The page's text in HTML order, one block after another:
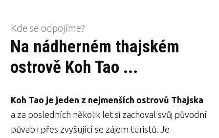
Kde se odpojíme?
Na nádherném thajském
ostrově Koh Tao ...
Koh Tao je jeden z nejmenších ostrovů Thajska
a za posledních několik let si zachoval svůj původní
půvab i přes zvyšující se zájem turistů. Je